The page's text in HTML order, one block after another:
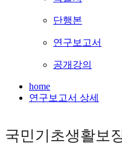
단행본
연구보고서
공개강의
home
연구보고서 상세
국민기초생활보